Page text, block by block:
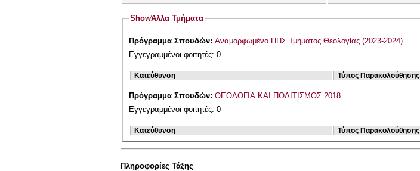
ShowΆλλα Τμήματα
Πρόγραμμα Σπουδών:
Αναμορφωμένο ΠΠΣ Τμήματος Θεολογίας (2023-2024)
Εγγεγραμμένοι φοιτητές: 0
Κατεύθυνση Τύπος Παρακολούθησης
Πρόγραμμα Σπουδών:ΘΕΟΛΟΓΙΑ ΚΑΙ ΠΟΛΙΤΙΣΜΟΣ 2018
Εγγεγραμμένοι φοιτητές: 0
Κατεύθυνση Τύπος Παρακολούθησης
Πληροφορίες Τάξης